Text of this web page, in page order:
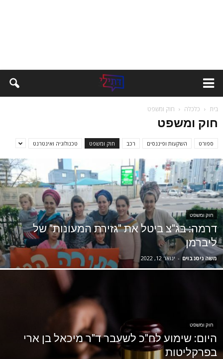
בית כלכלה חוק ומשפט
חוק ומשפט
ספורט השקעות ופיננסים רכב חוק ומשפט טכנולוגיה ואינטרנט
חוק ומשפט
דרמה: בג"צ ביטל את "גזירת המעונות" של
ליברמן
משה ניסנבוים - ינואר 12, 2022
חוק ומשפט
היום: שימוע לח"כ לשעבר ד"ר מיכאל בן ארי
בפרקליטות